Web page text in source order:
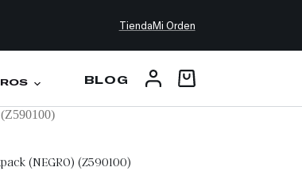
TiendaMi Orden
BLOG
(NEGRO) (Z590100)